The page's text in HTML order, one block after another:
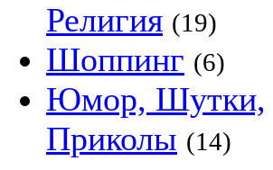
Религия (19)
Шоппинг (6)
Юмор, Шутки,
Приколы (14)